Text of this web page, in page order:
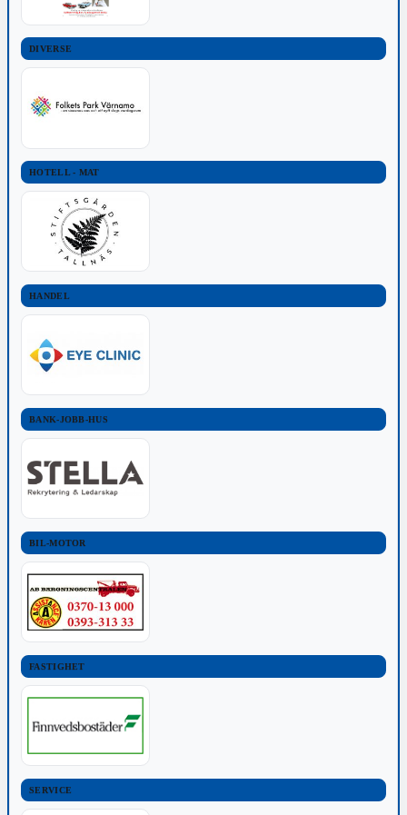
DIVERSE
HOTELL - MAT
HANDEL
BANK-JOBB-HUS
BIL-MOTOR
FASTIGHET
SERVICE